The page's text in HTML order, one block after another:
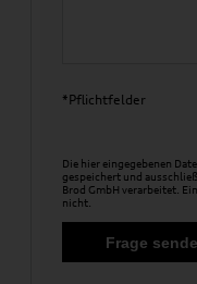
*Pflichtfelder
Die hier eingegebenen
gespeichert und
Brod GmbH verarbeitet.
nicht.